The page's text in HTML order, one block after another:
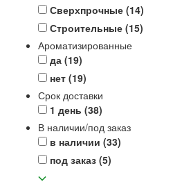
Сверхпрочные (14)
Строительные (15)
Ароматизированные
да (19)
нет (19)
Срок доставки
1 день (38)
В наличии/под заказ
в наличии (33)
под заказ (5)